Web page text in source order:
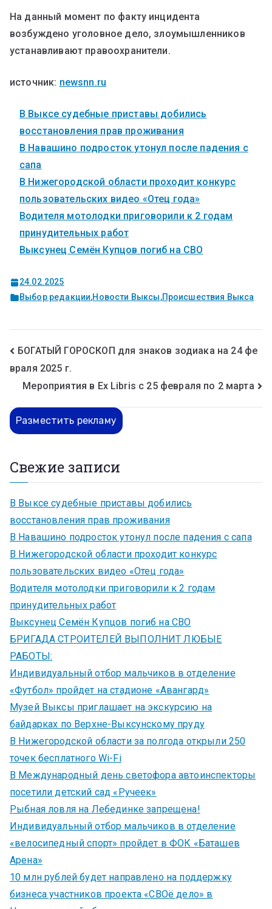
На данный момент по факту инцидента
возбуждено уголовное дело, злоумышленников
устанавливают правоохранители.
источник: newsnn.ru
В Выксе судебные приставы добились
восстановления прав проживания
В Навашино подросток утонул после падения с
сапа
В Нижегородской области проходит конкурс
пользовательских видео «Отец года»
Водителя мотолодки приговорили к 2 годам
принудительных работ
Выксунец Семён Купцов погиб на СВО
24.02.2025
Выбор редакции,Новости Выксы,Происшествия Выкса
БОГАТЫЙ ГОРОСКОП для знаков зодиака на 24 фе
враля 2025 г.
Мероприятия в Ex Libris с 25 февраля по 2 марта
Разместить рекламу
Свежие записи
В Выксе судебные приставы добились
восстановления прав проживания
В Навашино подросток утонул после падения с сапа
В Нижегородской области проходит конкурс
пользовательских видео «Отец года»
Водителя мотолодки приговорили к 2 годам
принудительных работ
Выксунец Семён Купцов погиб на СВО
БРИГАДА СТРОИТЕЛЕЙ ВЫПОЛНИТ ЛЮБЫЕ
РАБОТЫ:
Индивидуальный отбор мальчиков в отделение
«Футбол» пройдет на стадионе «Авангард»
Музей Выксы приглашает на экскурсию на
байдарках по Верхне-Выксунскому пруду
В Нижегородской области за полгода открыли 250
точек бесплатного Wi-Fi
В Международный день светофора автоинспекторы
посетили детский сад «Ручеек»
Рыбная ловля на Лебединке запрещена!
Индивидуальный отбор мальчиков в отделение
«велосипедный спорт» пройдет в ФОК «Баташев
Арена»
10 млн рублей будет направлено на поддержку
бизнеса участников проекта «СВОё дело» в